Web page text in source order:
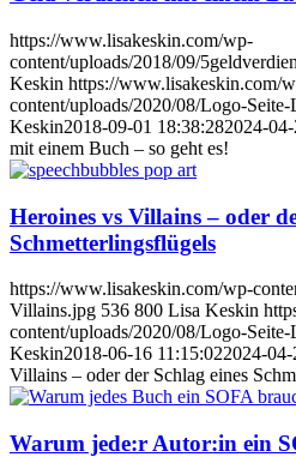
https://www.lisakeskin.com/wp-
content/uploads/2018/09/
Keskin https://www.lisakeskin.com/
content/uploads/2020/08/Logo-
Keskin2018-09-01 18:38:282024-
mit einem Buch – so geht es!
Heroines vs Villains – oder
Schmetterlingsflügels
https://www.lisakeskin.com/wp-
Villains.jpg 536 800 Lisa Keskin
content/uploads/2020/08/Logo-
Keskin2018-06-16 11:15:022024-
Villains – oder der Schlag eines
Warum jede:r Autor:in ein